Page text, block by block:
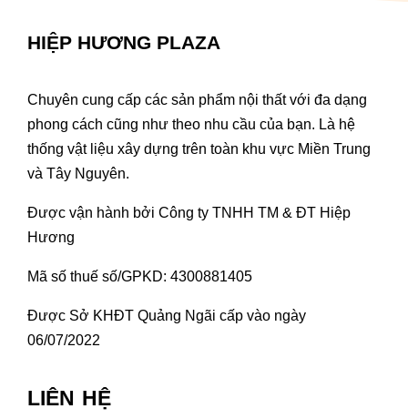
HIỆP HƯƠNG PLAZA
Chuyên cung cấp các sản phẩm nội thất với đa dạng
phong cách cũng như theo nhu cầu của bạn. Là hệ
thống vật liệu xây dựng trên toàn khu vực Miền Trung
và Tây Nguyên.
Được vận hành bởi Công ty TNHH TM & ĐT Hiệp
Hương
Mã số thuế số/GPKD: 4300881405
Được Sở KHĐT Quảng Ngãi cấp vào ngày
06/07/2022
LIÊN HỆ